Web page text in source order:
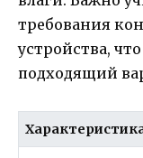
требования
устройства,
подходящий